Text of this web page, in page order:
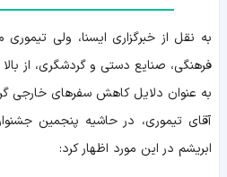
به نقل از خبرگزاری ایسنا، ولی
فرهنگی، صنایع دستی و گردشگری، از
به عنوان دلایل کاهش سفرهای خارجی
آقای تیموری، در حاشیه پنجمین
ابریشم در این مورد اظهار کرد: